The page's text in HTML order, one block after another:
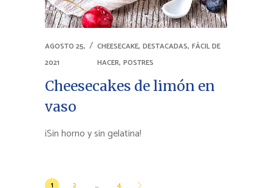
AGOSTO 25,
2021
CHEESECAKE, DESTACADAS, FÁCIL DE
HACER, POSTRES
Cheesecakes de limón en
vaso
¡Sin horno y sin gelatina!
1 2 … 4